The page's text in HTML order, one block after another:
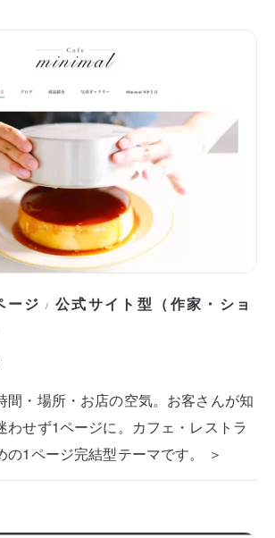
ージ / 公式サイト型（作家・ショ
間・場所・お店の空気。お客さんが知
わせず1ページに。カフェ・レストラ
の1ページ完結型テーマです。 ＞